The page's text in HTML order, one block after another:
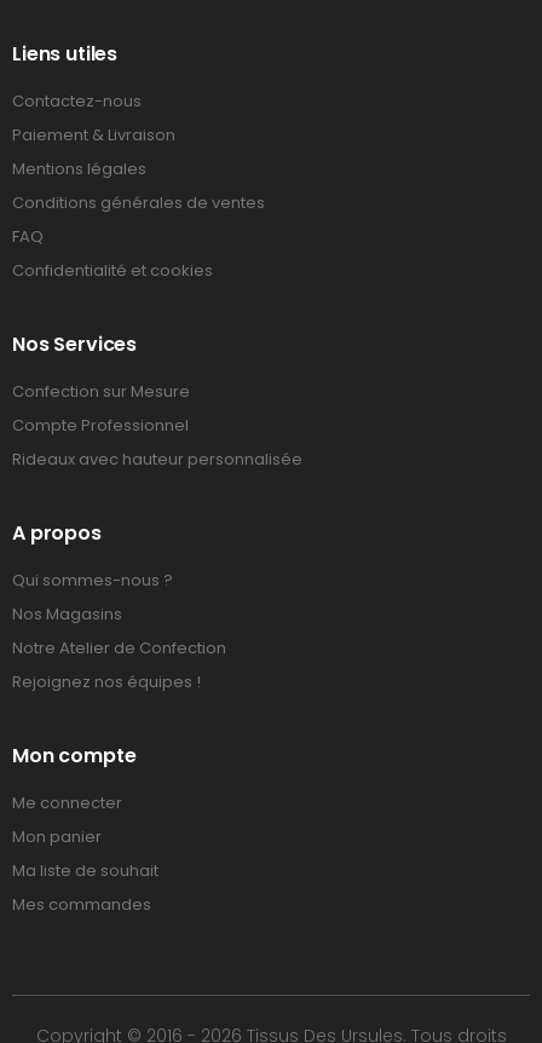
Liens utiles
Contactez-nous
Paiement & Livraison
Mentions légales
Conditions générales de ventes
FAQ
Confidentialité et cookies
Nos Services
Confection sur Mesure
Compte Professionnel
Rideaux avec hauteur personnalisée
A propos
Qui sommes-nous ?
Nos Magasins
Notre Atelier de Confection
Rejoignez nos équipes !
Mon compte
Me connecter
Mon panier
Ma liste de souhait
Mes commandes
Copyright © 2016 - 2026 Tissus Des Ursules. Tous droits